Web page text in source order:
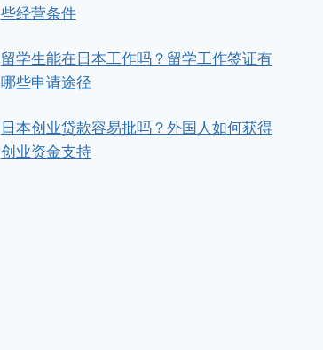
些经营条件
留学生能在日本工作吗？留学工作签证有
哪些申请途径
日本创业贷款容易批吗？外国人如何获得
创业资金支持